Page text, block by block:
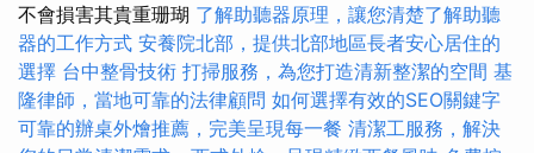
不會損害其貴重珊瑚 了解助聽器原理，讓您清楚了解助聽
器的工作方式 安養院北部，提供北部地區長者安心居住的
選擇 台中整骨技術 打掃服務，為您打造清新整潔的空間 基
隆律師，當地可靠的法律顧問 如何選擇有效的SEO關鍵字
可靠的辦桌外燴推薦，完美呈現每一餐 清潔工服務，解決